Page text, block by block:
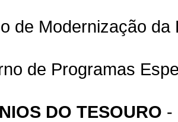
de Modernização
de Programas
DO TESOURO -